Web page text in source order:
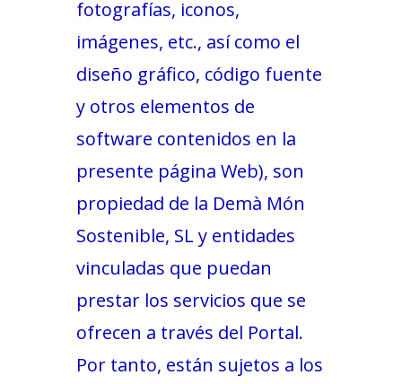
fotografías, iconos,
imágenes, etc., así como el
diseño gráfico, código fuente
y otros elementos de
software contenidos en la
presente página Web), son
propiedad de la Demà Món
Sostenible, SL y entidades
vinculadas que puedan
prestar los servicios que se
ofrecen a través del Portal.
Por tanto, están sujetos a los